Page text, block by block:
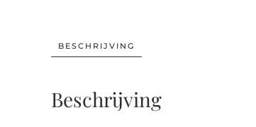
BESCHRIJVING
Beschrijving